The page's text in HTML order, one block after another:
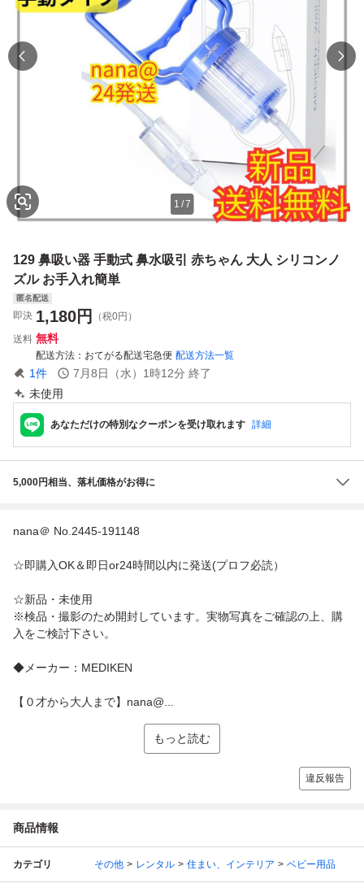
1 /7
129 鼻吸い器 手動式 鼻水吸引 赤ちゃん 大人 シリコンノ
ズル お手入れ簡単
匿名配送
即決 1,180円
（税0円）
送料 無料
配送方法 おてがる配送宅急便 配送方法一覧
1件 7月8日（水）1時12分 終了
未使用
あなただけの特別なクーポンを受け取れます 詳細
5,000円相当、落札価格がお得に
nana＠ No.2445-191148
☆即購入OK＆即日or24時間以内に発送(プロフ必読）
☆新品・未使用
※検品・撮影のため開封しています。実物写真をご確認の上、購
入をご検討下さい。
◆メーカー：MEDIKEN
【０才から大人まで】nana@...
もっと読む
違反報告
商品情報
カテゴリ その他 レンタル 住まい、インテリア ベビー用品